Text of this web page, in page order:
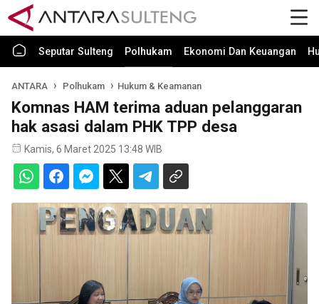
Seputar Sulteng Polhukam Ekonomi Dan Keuangan
ANTARA Polhukam Hukum & Keamanan
Komnas HAM terima aduan pelanggaran
hak asasi dalam PHK TPP desa
Kamis, 6 Maret 2025 13:48 WIB